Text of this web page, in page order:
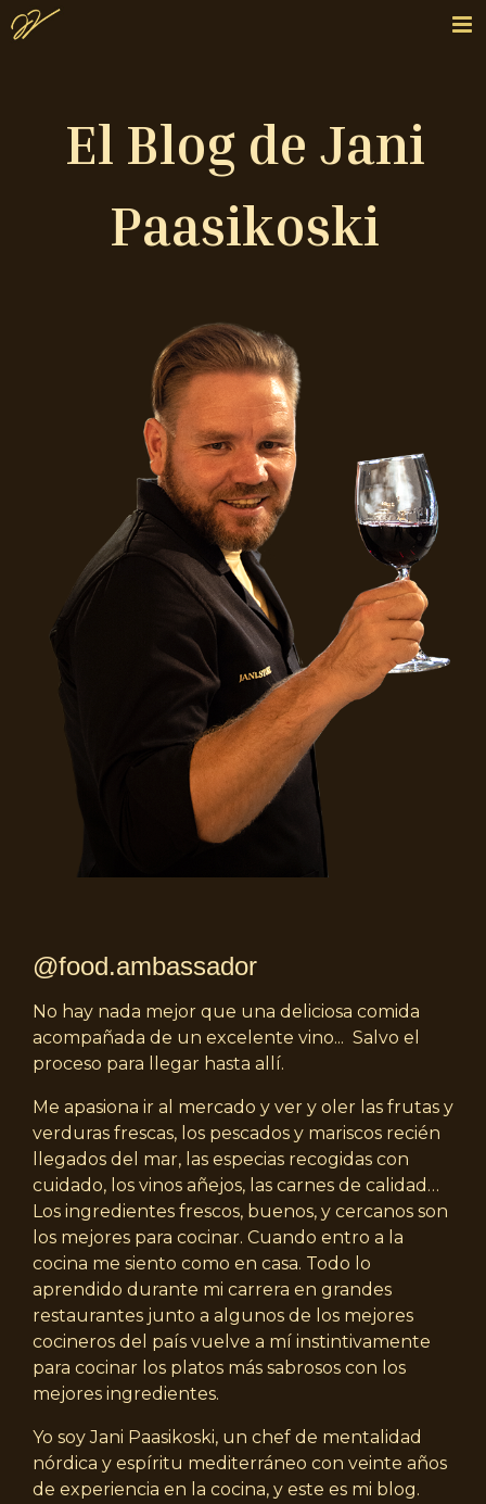
El Blog de Jani
Paasikoski
@food.ambassador
No hay nada mejor que una deliciosa comida
acompañada de un excelente vino... Salvo el
proceso para llegar hasta allí.
Me apasiona ir al mercado y ver y oler las frutas y
verduras frescas, los pescados y mariscos recién
llegados del mar, las especias recogidas con
cuidado, los vinos añejos, las carnes de calidad…
Los ingredientes frescos, buenos, y cercanos son
los mejores para cocinar. Cuando entro a la
cocina me siento como en casa. Todo lo
aprendido durante mi carrera en grandes
restaurantes junto a algunos de los mejores
cocineros del país vuelve a mí instintivamente
para cocinar los platos más sabrosos con los
mejores ingredientes.
Yo soy Jani Paasikoski, un chef de mentalidad
nórdica y espíritu mediterráneo con veinte años
de experiencia en la cocina, y este es mi blog.